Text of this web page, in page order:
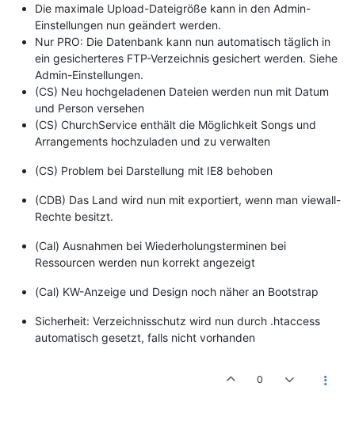
Die maximale Upload-Dateigröße kann in den Admin-
Einstellungen nun geändert werden.
Nur PRO: Die Datenbank kann nun automatisch täglich in
ein gesicherteres FTP-Verzeichnis gesichert werden. Siehe
Admin-Einstellungen.
(CS) Neu hochgeladenen Dateien werden nun mit Datum
und Person versehen
(CS) ChurchService enthält die Möglichkeit Songs und
Arrangements hochzuladen und zu verwalten
(CS) Problem bei Darstellung mit IE8 behoben
(CDB) Das Land wird nun mit exportiert, wenn man viewall-
Rechte besitzt.
(Cal) Ausnahmen bei Wiederholungsterminen bei
Ressourcen werden nun korrekt angezeigt
(Cal) KW-Anzeige und Design noch näher an Bootstrap
Sicherheit: Verzeichnisschutz wird nun durch .htaccess
automatisch gesetzt, falls nicht vorhanden
0